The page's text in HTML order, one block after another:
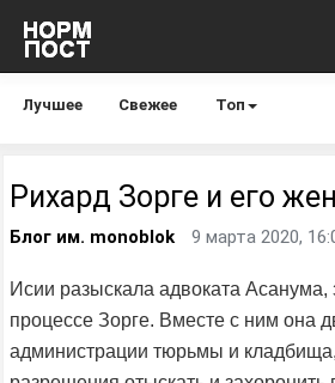
Лучшее Свежее Топ
Рихард Зорге и его
Блог им. monoblok 9 марта 2020,
Исии разыскала адвоката
процессе Зорге. Вместе с ним она
администрации тюрьмы и